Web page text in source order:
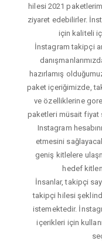
hilesi 2021
ziyaret edebilirler.
için kaliteli
İnstagram takipçi
hazırlamış
paket içeriğimizde,
ve özelliklerine
paketleri müsait fiyat
Instagram
etmesini
geniş kitlelere
hedef
İnsanlar, takipçi
takipçi hilesi
istemektedir.
içerikleri için